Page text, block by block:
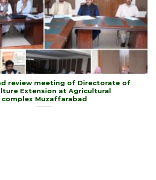
review meeting of Directorate of
Extension at Agricultural
complex Muzaffarabad